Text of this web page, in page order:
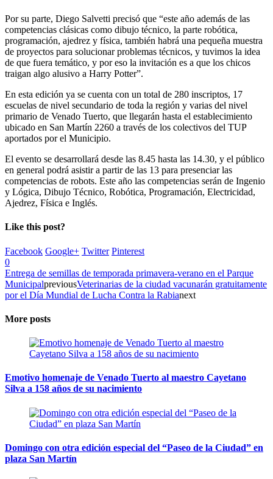
Por su parte, Diego Salvetti precisó que “este año además de las
competencias clásicas como dibujo técnico, la parte robótica,
programación, ajedrez y física, también habrá una pequeña muestra
de proyectos para solucionar problemas técnicos, y tuvimos la idea
de que fuera temático, y por eso la invitación es a que los chicos
traigan algo alusivo a Harry Potter”.
En esta edición ya se cuenta con un total de 280 inscriptos, 17
escuelas de nivel secundario de toda la región y varias del nivel
primario de Venado Tuerto, que llegarán hasta el establecimiento
ubicado en San Martín 2260 a través de los colectivos del TUP
aportados por el Municipio.
El evento se desarrollará desde las 8.45 hasta las 14.30, y el público
en general podrá asistir a partir de las 13 para presenciar las
competencias de robots. Este año las competencias serán de Ingenio
y Lógica, Dibujo Técnico, Robótica, Programación, Electricidad,
Ajedrez, Física e Inglés.
Like this post?
Facebook Google+ Twitter Pinterest
0
Entrega de semillas de temporada primavera-verano en el Parque
MunicipalpreviousVeterinarias de la ciudad vacunarán gratuitamente
por el Día Mundial de Lucha Contra la Rabianext
More posts
Emotivo homenaje de Venado Tuerto al maestro Cayetano
Silva a 158 años de su nacimiento
Domingo con otra edición especial del “Paseo de la Ciudad” en
plaza San Martín